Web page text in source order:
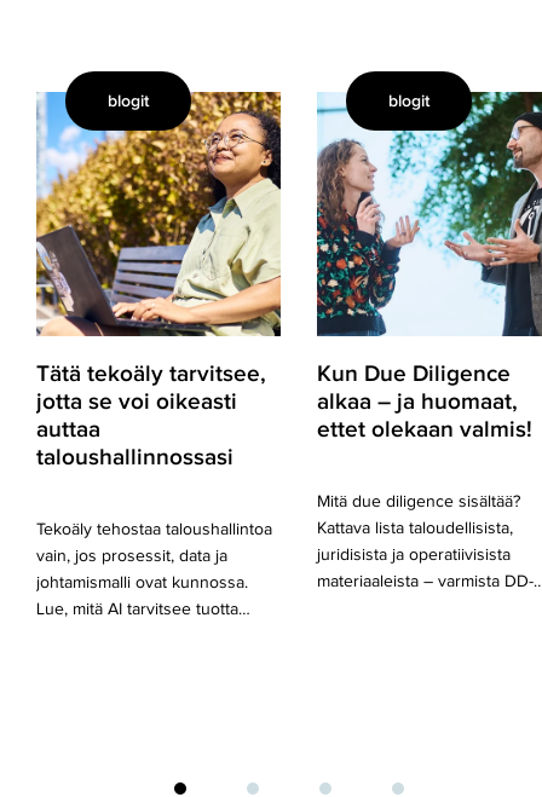
Tätä
tekoäly
tarvitsee,
jotta
se
voi
oikeasti
auttaa
taloushallinnossasi
blogit
Tätä tekoäly tarvitsee,
jotta se voi oikeasti
auttaa
taloushallinnossasi
Tekoäly tehostaa taloushallintoa
vain, jos prosessit, data ja
johtamismalli ovat kunnossa.
Lue, mitä AI tarvitsee tuotta…
Kun
Due
Diligence
alkaa
–
ja
huomaat,
ettet
olekaan
valmis!
blogit
Kun Due Diligence
alkaa – ja huomaat,
ettet olekaan valmis!
Mitä due diligence sisältää?
Kattava lista taloudellisista,
juridisista ja operatiivisista
materiaaleista – varmista DD-